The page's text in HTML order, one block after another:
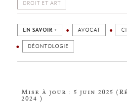
DROIT ET ART
EN SAVOIR + AVOCAT
DÉONTOLOGIE
Mise à jour : 5 juin 2025
2024 )